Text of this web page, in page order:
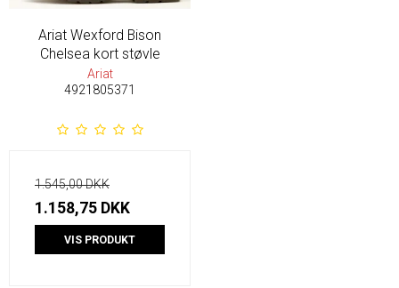
Ariat Wexford Bison
Chelsea kort støvle
Ariat
4921805371
1.545,00 DKK
1.158,75 DKK
VIS PRODUKT